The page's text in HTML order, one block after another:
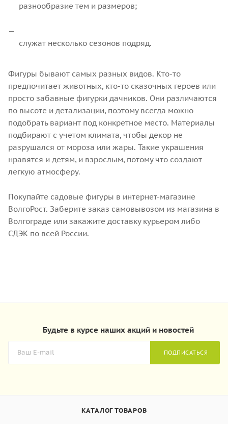
разнообразие тем и размеров;
служат несколько сезонов подряд.
Фигуры бывают самых разных видов. Кто-то
предпочитает животных, кто-то сказочных героев или
просто забавные фигурки дачников. Они различаются
по высоте и детализации, поэтому всегда можно
подобрать вариант под конкретное место. Материалы
подбирают с учетом климата, чтобы декор не
разрушался от мороза или жары. Такие украшения
нравятся и детям, и взрослым, потому что создают
легкую атмосферу.
Покупайте садовые фигуры в интернет-магазине
ВолгоРост. Заберите заказ самовывозом из магазина в
Волгограде или закажите доставку курьером либо
СДЭК по всей России.
Будьте в курсе наших акций и новостей
ПОДПИСАТЬСЯ
КАТАЛОГ ТОВАРОВ